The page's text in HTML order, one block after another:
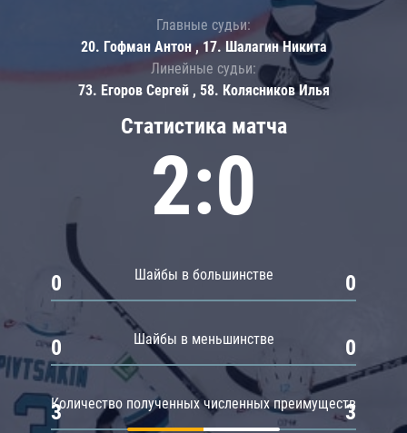
Статистика матча
2:0
Шайбы в большинстве
0 0
Шайбы в меньшинстве
0 0
Количество полученных численных преимуществ
3 3
Главные судьи:
20. Гофман Антон , 17. Шалагин Никита
Линейные судьи:
73. Егоров Сергей , 58. Колясников Илья